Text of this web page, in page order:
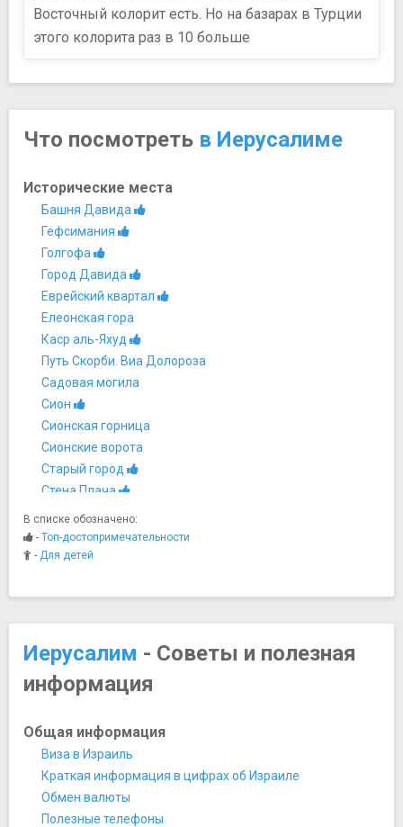
Восточный колорит есть. Но на базарах в Турции
этого колорита раз в 10 больше
Что посмотреть в Иерусалиме
Исторические места
Башня Давида
Гефсимания
Голгофа
Город Давида
Еврейский квартал
Елеонская гора
Каср аль-Яхуд
Путь Скорби. Виа Долороза
Садовая могила
Сион
Сионская горница
Сионские ворота
Старый город
Стена Плача
Туннели Стены Плача
Храмовая гора
Мосты
Музеи
Израильский музей
Институт исламского искусства имени Л. А. Майера
Модель Иерусалима времен царя Ирода
Музей "На грани"
Музей библейских стран
Музей Рокфеллера
Музей “Сожженный дом”
В списке обозначено:
- Топ-достопримечательности
- Для детей
Иерусалим - Советы и полезная
информация
Общая информация
Виза в Израиль
Краткая информация в цифрах об Израиле
Обмен валюты
Полезные телефоны